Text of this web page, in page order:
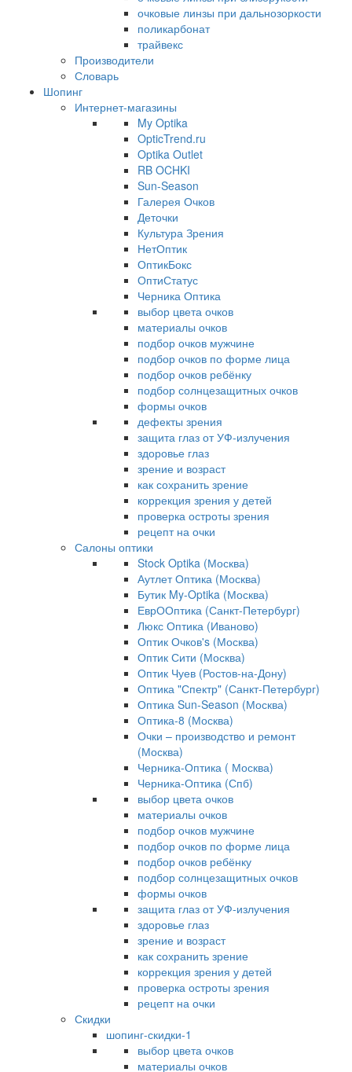
очковые линзы при дальнозоркости
поликарбонат
трайвекс
Производители
Словарь
Шопинг
Интернет-магазины
My Optika
OpticTrend.ru
Optika Outlet
RB OCHKI
Sun-Season
Галерея Очков
Деточки
Культура Зрения
НетОптик
ОптикБокс
ОптиСтатус
Черника Оптика
выбор цвета очков
материалы очков
подбор очков мужчине
подбор очков по форме лица
подбор очков ребёнку
подбор солнцезащитных очков
формы очков
дефекты зрения
защита глаз от УФ-излучения
здоровье глаз
зрение и возраст
как сохранить зрение
коррекция зрения у детей
проверка остроты зрения
рецепт на очки
Салоны оптики
Stock Optika (Москва)
Аутлет Оптика (Москва)
Бутик My-Optika (Москва)
ЕврООптика (Санкт-Петербург)
Люкс Оптика (Иваново)
Оптик Очков's (Москва)
Оптик Сити (Москва)
Оптик Чуев (Ростов-на-Дону)
Оптика "Спектр" (Санкт-Петербург)
Оптика Sun-Season (Москва)
Оптика-8 (Москва)
Очки – производство и ремонт
(Москва)
Черника-Оптика ( Москва)
Черника-Оптика (Спб)
выбор цвета очков
материалы очков
подбор очков мужчине
подбор очков по форме лица
подбор очков ребёнку
подбор солнцезащитных очков
формы очков
защита глаз от УФ-излучения
здоровье глаз
зрение и возраст
как сохранить зрение
коррекция зрения у детей
проверка остроты зрения
рецепт на очки
Скидки
шопинг-скидки-1
выбор цвета очков
материалы очков